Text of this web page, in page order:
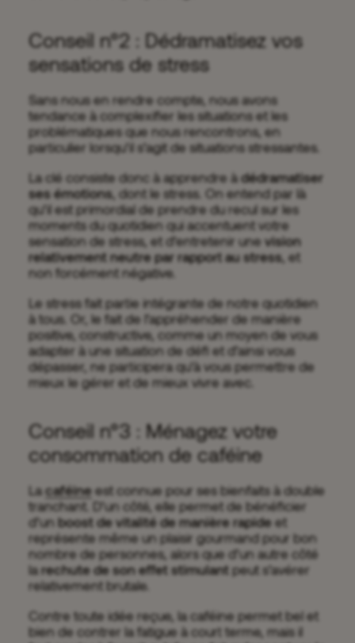
Conseil n°2 : Dédramatisez vos
sensations de stress
Sans nous en rendre compte, nous avons
tendance à complexifier les situations et les
problématiques que nous rencontrons, en
particulier lorsqu’il s’agit de situations stressantes.
La clé consiste donc à apprendre àdédramatiser
ses émotions, dont le stress. On entend par là
qu’il est primordial de prendre du recul sur les
moments du quotidien qui accentuent votre
sensation de stress, et d’entretenir une vision
relativement neutre par rapport au stress, et
non forcément négative.
Le stress fait partie intégrante de notre quotidien
à tous. Or, le fait de l’appréhender de manière
positive, constructive, comme un moyen de vous
adapter à une situation de défi et d’ainsi vous
dépasser, ne participera qu’à vous permettre de
mieux le gérer et de mieux vivre avec.
Conseil n°3 : Ménagez votre
consommation de caféine
Lacaféine est connue pour ses bienfaits à double
tranchant. D’un côté, elle permet de bénéficier
d’un boost de vitalité de manière rapide et
représente même un plaisir gourmand pour bon
nombre de personnes, alors que d’un autre côté
larechute de son effet stimulant peut s’avérer
relativement brutale.
Contre toute idée reçue, la caféine permet bel et
bien de contrer la fatigue à court terme, mais il